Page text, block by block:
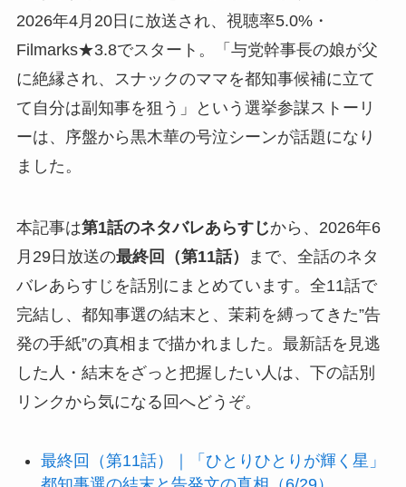
2026年4月20日に放送され、視聴率5.0%・
Filmarks★3.8でスタート。「与党幹事長の娘が父
に絶縁され、スナックのママを都知事候補に立て
て自分は副知事を狙う」という選挙参謀ストーリ
ーは、序盤から黒木華の号泣シーンが話題になり
ました。
本記事は第1話のネタバレあらすじから、2026年6
月29日放送の最終回（第11話）
まで、全話のネタ
バレあらすじを話別にまとめています。全11話で
完結し、都知事選の結末と、茉莉を縛ってきた”告
発の手紙”の真相まで描かれました。最新話を見逃
した人・結末をざっと把握したい人は、下の話別
リンクから気になる回へどうぞ。
最終回（第11話）｜「ひとりひとりが輝く星」